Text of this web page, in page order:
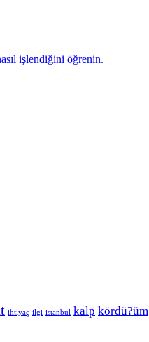
işlendiğini öğrenin.
ihtiyaç ilgi istanbul kalp kördü?üm